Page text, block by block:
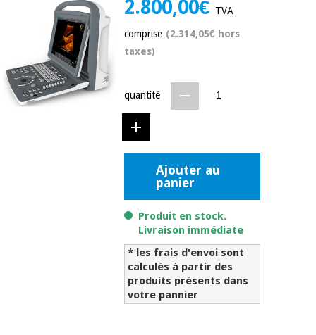
Outlet
équipement
Médecine
traditionnelle
chinoise
Nouveautes
Offres
Dentisterie
équipement
médical
2.800,00€ TVA
comprise (2.314,05€ hors
taxes)
quantité
Ajouter au
panier
Produit en stock.
Livraison immédiate
* les frais d'envoi sont
calculés à partir des
produits présents dans
votre pannier